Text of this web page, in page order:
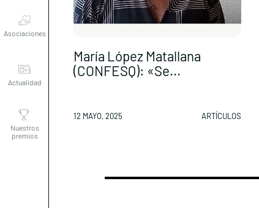
Asociaciones
Actualidad
Nuestros
premios
María López Matallana
(CONFESQ): «Se...
12 MAYO, 2025 ARTÍCULOS